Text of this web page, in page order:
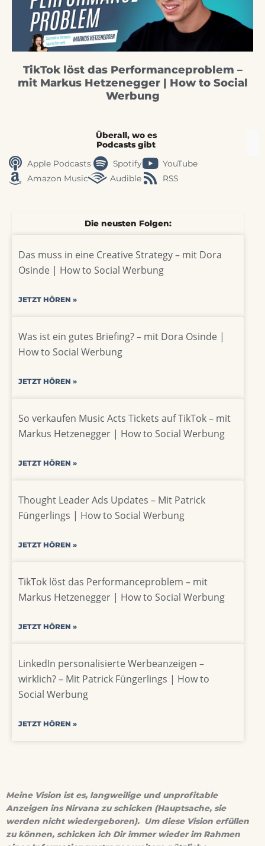
TikTok löst das Performanceproblem –
mit Markus Hetzenegger | How to Social
Werbung
Überall, wo es
Podcasts gibt
Apple Podcasts
Spotify
YouTube
Amazon Music
Audible RSS
Die neusten Folgen:
Das muss in eine Creative Strategy – mit Dora
Osinde | How to Social Werbung
JETZT HÖREN »
Was ist ein gutes Briefing? – mit Dora Osinde |
How to Social Werbung
JETZT HÖREN »
So verkaufen Music Acts Tickets auf TikTok – mit
Markus Hetzenegger | How to Social Werbung
JETZT HÖREN »
Thought Leader Ads Updates – Mit Patrick
Füngerlings | How to Social Werbung
JETZT HÖREN »
TikTok löst das Performanceproblem – mit
Markus Hetzenegger | How to Social Werbung
JETZT HÖREN »
LinkedIn personalisierte Werbeanzeigen –
wirklich? – Mit Patrick Füngerlings | How to
Social Werbung
JETZT HÖREN »
Meine Vision ist es, langweilige und unprofitable
Anzeigen ins Nirvana zu schicken (Hauptsache, sie
werden nicht wiedergeboren). Um diese Vision erfüllen
zu können, schicken ich Dir immer wieder im Rahmen